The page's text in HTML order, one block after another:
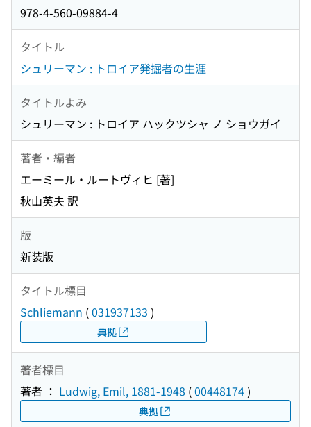
978-4-560-09884-4
タイトル
シュリーマン : トロイア発掘者の生涯
タイトルよみ
シュリーマン : トロイア ハックツシャ ノ ショウガイ
著者・編者
エーミール・ルートヴィヒ [著]
秋山英夫 訳
版
新装版
タイトル標目
Schliemann (031937133 )
典拠
著者標目
著者 ： Ludwig, Emil, 1881-1948 (00448174)
典拠